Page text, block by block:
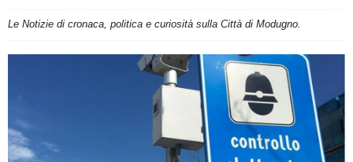
Le Notizie di cronaca, politica e curiosità sulla Città di Modugno.